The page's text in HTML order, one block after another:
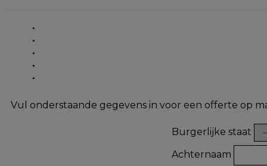
Vul onderstaande gegevens in voor een offerte op
Burgerlijke staat
Achternaam